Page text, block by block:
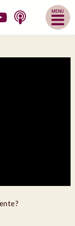
Abrir
Menu
Mobile